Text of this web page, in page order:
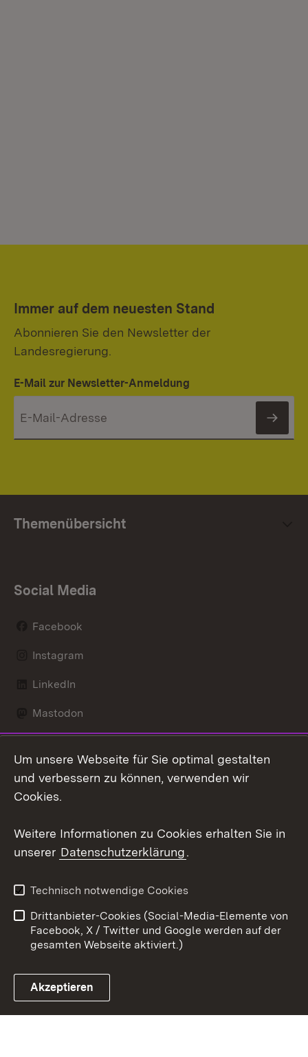
Immer auf dem neuesten Stand
Abonnieren Sie den Newsletter der
Landesregierung.
E-Mail zur Newsletter-Anmeldung
Themenübersicht
Social Media
Facebook
Instagram
LinkedIn
Mastodon
X / Twitter
Youtube
Link zum Landesportal
Kontakt
Datenschutz
Barrierefreiheit
Impressum Cookies
Um unsere Webseite für Sie optimal gestalten
und verbessern zu können, verwenden wir
Cookies.
Weitere Informationen zu Cookies erhalten Sie in
unserer Datenschutzerklärung.
Technisch notwendige Cookies
Drittanbieter-Cookies (Social-Media-Elemente von
Facebook, X / Twitter und Google werden auf der
gesamten Webseite aktiviert.)
Akzeptieren